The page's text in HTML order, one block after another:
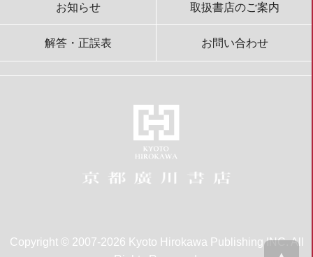
お知らせ 取扱書店のご案内
解答・正誤表 お問い合わせ
Copyright © 2007-2026 Kyoto Hirokawa Publishing INC. All